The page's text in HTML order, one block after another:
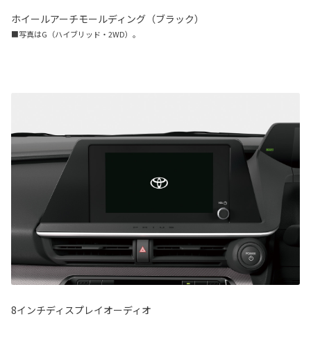
ホイールアーチモールディング（ブラック）
■写真はG（ハイブリッド・2WD）。
8インチディスプレイオーディオ